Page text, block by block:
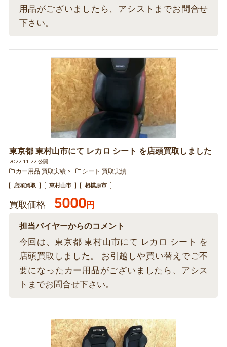
用品がございましたら、アシストまでお問合せ
下さい。
東京都 東村山市にて レカロ シート を店頭買取しました
2022.11.22 公開
カー用品 買取実績
シート 買取実績
店頭買取 東村山市 相模原市
買取価格 5000円
担当バイヤーからのコメント
今回は、東京都 東村山市にて レカロ シート を
店頭買取しました。 お引越しや買い替えでご不
要になったカー用品がございましたら、アシス
トまでお問合せ下さい。